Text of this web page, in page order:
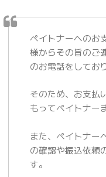
ペイトナーへのお
様からその旨のご
のお電話をしてお
そのため、お支払
もってペイトナー
また、ペイトナー
の確認や振込依頼
す。